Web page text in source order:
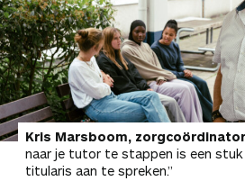
Kris Marsboom,
naar je tutor te stappen is een stuk
titularis aan te spreken.”